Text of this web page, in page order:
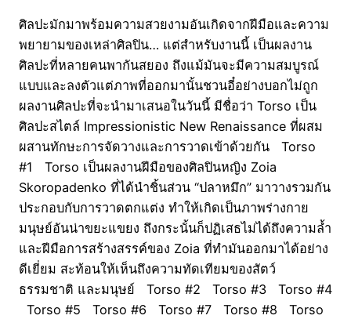
ศิลปะมักมาพร้อมความสวยงามอันเกิดจากฝีมือและความ
พยายามของเหล่าศิลปิน… แต่สำหรับงานนี้ เป็นผลงาน
ศิลปะที่หลายคนพากันสยอง ถึงแม้มันจะมีความสมบูรณ์
แบบและลงตัวแต่ภาพที่ออกมานั้นชวนอี๋อย่างบอกไม่ถูก
ผลงานศิลปะที่จะนำมาเสนอในวันนี้ มีชื่อว่า Torso เป็น
ศิลปะสไตล์ Impressionistic New Renaissance ที่ผสม
ผสานทักษะการจัดวางและการวาดเข้าด้วยกัน Torso
#1 Torso เป็นผลงานฝีมือของศิลปินหญิง Zoia
Skoropadenko ที่ได้นำชิ้นส่วน “ปลาหมึก” มาวางรวมกัน
ประกอบกับการวาดตกแต่ง ทำให้เกิดเป็นภาพร่างกาย
มนุษย์อันน่าขยะแขยง ถึงกระนั้นก็ปฏิเสธไม่ได้ถึงความล้ำ
และฝีมือการสร้างสรรค์ของ Zoia ที่ทำมันออกมาได้อย่าง
ดีเยี่ยม สะท้อนให้เห็นถึงความทัดเทียมของสัตว์
ธรรมชาติ และมนุษย์ Torso #2 Torso #3 Torso #4
Torso #5 Torso #6 Torso #7 Torso #8 Torso